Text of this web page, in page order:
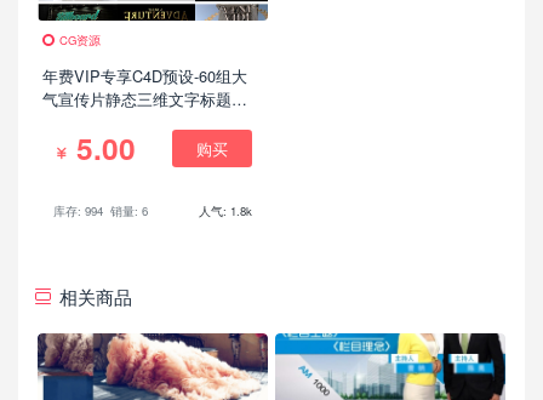
CG资源
年费VIP专享C4D预设-60组大
气宣传片静态三维文字标题预
5.00 购买
库存: 994 销量: 6 人气: 1.8k
相关商品